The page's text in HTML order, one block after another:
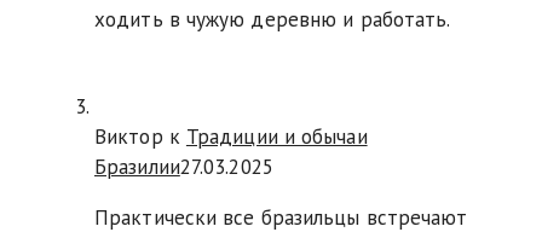
ходить в чужую деревню и работать.
Виктор к Традиции и обычаи
Бразилии27.03.2025
Практически все бразильцы встречают